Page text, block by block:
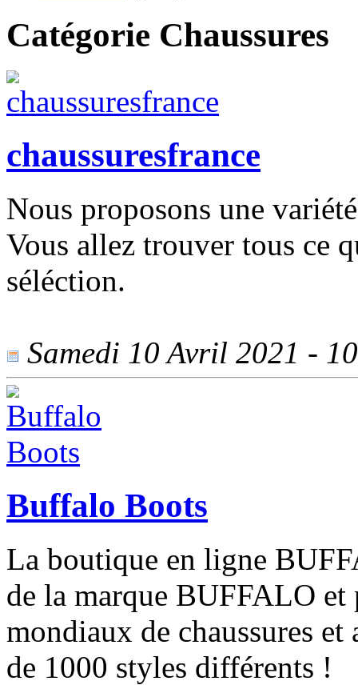
Catégorie Chaussures
chaussuresfrance
Nous proposons une
Vous allez trouver tous ce
séléction.
Samedi 10 Avril 2021 -
Buffalo Boots
La boutique en ligne
de la marque BUFFALO
mondiaux de chaussures
de 1000 styles différents !